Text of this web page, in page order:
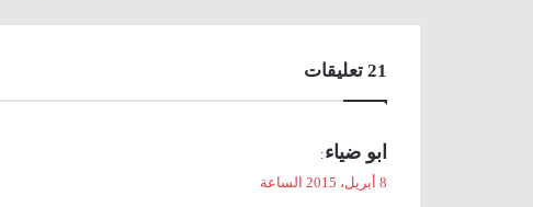
‫21 تعليقات
يابو ضياء:
8 أبريل، 2015 الساعة